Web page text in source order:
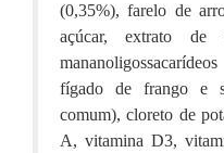
(0,35%), farelo de
açúcar, extrato de
fígado de frango e
comum), cloreto de
A, vitamina D3,